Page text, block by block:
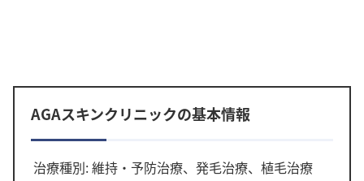
AGAスキンクリニックの基本情報
治療種別: 維持・予防治療、発毛治療、植毛治療